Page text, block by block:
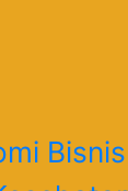
Bisnis